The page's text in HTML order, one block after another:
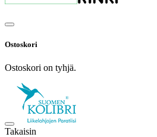
Ostoskori
Ostoskori on tyhjä.
Takaisin